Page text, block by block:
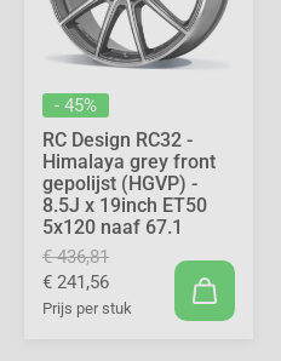
- 45%
RC Design RC32 -
Himalaya grey front
gepolijst (HGVP) -
8.5J x 19inch ET50
5x120 naaf 67.1
€ 436,81
€ 241,56
Prijs per stuk